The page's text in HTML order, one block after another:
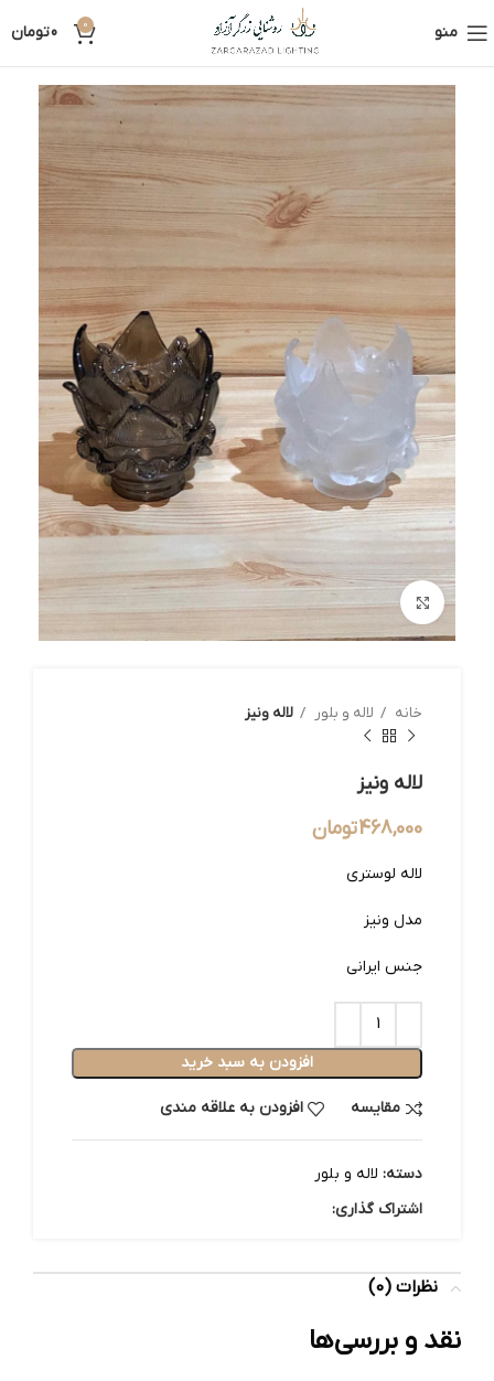
منو 0
0تومان
بزرگنمایی تصویر
خانه لاله و بلور لاله ونیز
لاله ونیز
468,000تومان
لاله لوستری
مدل ونیز
جنس ایرانی
افزودن به سبد خرید
مقایسه افزودن به علاقه مندی
دسته: لاله و بلور
اشتراک گذاری:
نظرات (0)
نقد و بررسی‌ها